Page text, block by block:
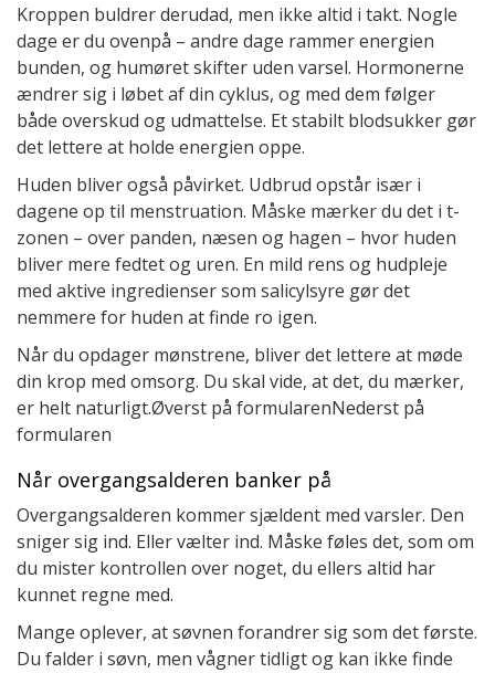
Kroppen buldrer derudad, men ikke altid i takt. Nogle
dage er du ovenpå – andre dage rammer energien
bunden, og humøret skifter uden varsel. Hormonerne
ændrer sig i løbet af din cyklus, og med dem følger
både overskud og udmattelse. Et stabilt blodsukker gør
det lettere at holde energien oppe.
Huden bliver også påvirket. Udbrud opstår især i
dagene op til menstruation. Måske mærker du det i t-
zonen – over panden, næsen og hagen – hvor huden
bliver mere fedtet og uren. En mild rens og hudpleje
med aktive ingredienser som salicylsyre gør det
nemmere for huden at finde ro igen.
Når du opdager mønstrene, bliver det lettere at møde
din krop med omsorg. Du skal vide, at det, du mærker,
er helt naturligt.Øverst på formularenNederst på
formularen
Når overgangsalderen banker på
Overgangsalderen kommer sjældent med varsler. Den
sniger sig ind. Eller vælter ind. Måske føles det, som om
du mister kontrollen over noget, du ellers altid har
kunnet regne med.
Mange oplever, at søvnen forandrer sig som det første.
Du falder i søvn, men vågner tidligt og kan ikke finde